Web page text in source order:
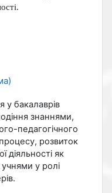
у бакалаврів
знаннями,
педагогічного
розвиток
діяльності як
учнями у ролі